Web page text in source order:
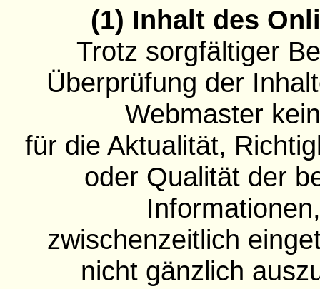
(1) Inhalt des
Trotz sorgfältiger
Überprüfung der
Webmaster
für die Aktualität,
oder Qualität der
zwischenzeitlich
nicht gänzlich